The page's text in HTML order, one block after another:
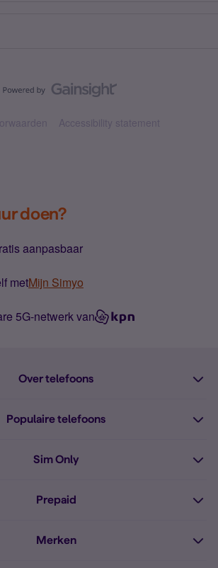
Accessibility statement
doen?
aanpasbaar
metMijn Simyo
5G-netwerk van
Over telefoons
Populaire telefoons
Sim Only
Prepaid
Merken